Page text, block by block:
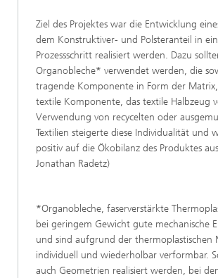
Ziel des Projektes war die Entwicklung
dem Konstruktiver- und Polsteranteil in
Prozessschritt realisiert werden. Dazu
Organobleche* verwendet werden, die
tragende Komponente in Form der
textile Komponente, das textile Halbzeug
Verwendung von recycelten oder
Textilien steigerte diese Individualität und
positiv auf die Ökobilanz des Produktes
Jonathan Radetz)
*Organobleche, faserverstärkte
bei geringem Gewicht gute mechanische
und sind aufgrund der thermoplastischen
individuell und wiederholbar verformbar.
auch Geometrien realisiert werden, bei